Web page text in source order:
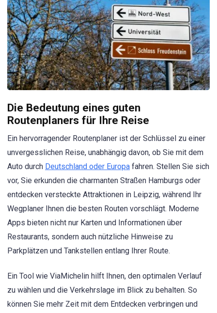
Die Bedeutung eines guten
Routenplaners für Ihre Reise
Ein hervorragender Routenplaner ist der Schlüssel zu einer
unvergesslichen Reise, unabhängig davon, ob Sie mit dem
Auto durch Deutschland oder Europa fahren. Stellen Sie sich
vor, Sie erkunden die charmanten Straßen Hamburgs oder
entdecken versteckte Attraktionen in Leipzig, während Ihr
Wegplaner Ihnen die besten Routen vorschlägt. Moderne
Apps bieten nicht nur Karten und Informationen über
Restaurants, sondern auch nützliche Hinweise zu
Parkplätzen und Tankstellen entlang Ihrer Route.
Ein Tool wie ViaMichelin hilft Ihnen, den optimalen Verlauf
zu wählen und die Verkehrslage im Blick zu behalten. So
können Sie mehr Zeit mit dem Entdecken verbringen und